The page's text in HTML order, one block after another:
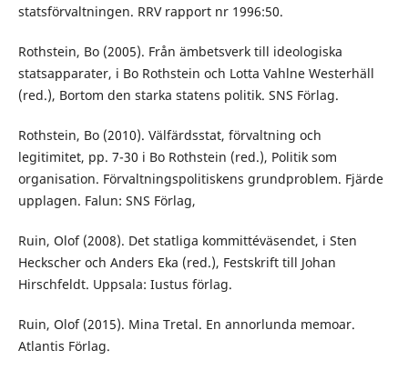
statsförvaltningen. RRV rapport nr 1996:50.
Rothstein, Bo (2005). Från ämbetsverk till ideologiska
statsapparater, i Bo Rothstein och Lotta Vahlne Westerhäll
(red.), Bortom den starka statens politik. SNS Förlag.
Rothstein, Bo (2010). Välfärdsstat, förvaltning och
legitimitet, pp. 7-30 i Bo Rothstein (red.), Politik som
organisation. Förvaltningspolitiskens grundproblem. Fjärde
upplagen. Falun: SNS Förlag,
Ruin, Olof (2008). Det statliga kommittéväsendet, i Sten
Heckscher och Anders Eka (red.), Festskrift till Johan
Hirschfeldt. Uppsala: Iustus förlag.
Ruin, Olof (2015). Mina Tretal. En annorlunda memoar.
Atlantis Förlag.